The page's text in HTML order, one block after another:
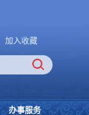
加入收藏
办事服务